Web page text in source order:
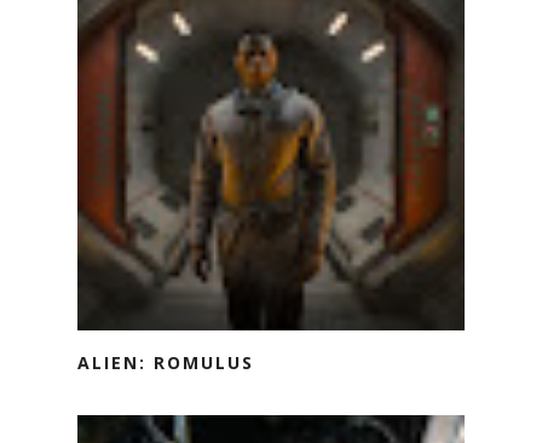
ALIEN: ROMULUS